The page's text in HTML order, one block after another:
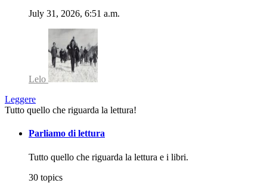
July 31, 2026, 6:51 a.m.
Lelo
Leggere
Tutto quello che riguarda la lettura!
Parliamo di lettura
Tutto quello che riguarda la lettura e i libri.
30 topics